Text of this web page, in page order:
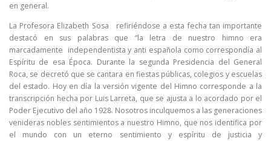
en general.
La Profesora Elizabeth Sosa refiriéndose a esta fecha tan importante
destacó en sus palabras que “la letra de nuestro himno era
marcadamente independentista y anti española como correspondía al
Espíritu de esa Época. Durante la segunda Presidencia del General
Roca, se decretó que se cantara en fiestas públicas, colegios y escuelas
del estado. Hoy en día la versión vigente del Himno corresponde a la
transcripción hecha por Luis Larreta, que se ajusta a lo acordado por el
Poder Ejecutivo del año 1928. Nosotros inculquemos a las generaciones
venideras nobles sentimientos a nuestro Himno, que nos identifica por
el mundo con un eterno sentimiento y espíritu de justicia y